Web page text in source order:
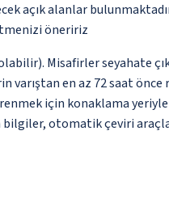
açık alanlar
öneririz
Misafirler seyahate
en az 72 saat
için konaklama
bilgiler, otomatik çeviri